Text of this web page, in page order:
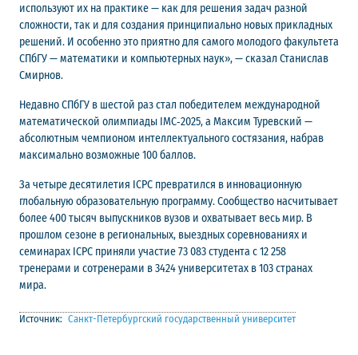
используют их на практике — как для решения задач разной
сложности, так и для создания принципиально новых прикладных
решений. И особенно это приятно для самого молодого факультета
СПбГУ — математики и компьютерных наук», — сказал Станислав
Смирнов.
Недавно СПбГУ в шестой раз стал победителем международной
математической олимпиады IMC‑2025, а Максим Туревский —
абсолютным чемпионом интеллектуального состязания, набрав
максимально возможные 100 баллов.
За четыре десятилетия ICPC превратился в инновационную
глобальную образовательную программу. Сообщество насчитывает
более 400 тысяч выпускников вузов и охватывает весь мир. В
прошлом сезоне в региональных, выездных соревнованиях и
семинарах ICPC приняли участие 73 083 студента с 12 258
тренерами и сотренерами в 3424 университетах в 103 странах
мира.
Источник: Санкт-Петербургский государственный университет